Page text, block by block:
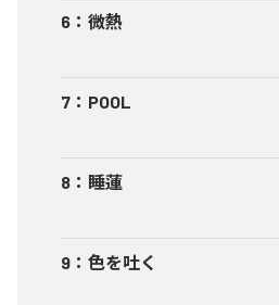
6 ： 微熱
7 ： POOL
8 ： 睡蓮
9 ： 色を吐く